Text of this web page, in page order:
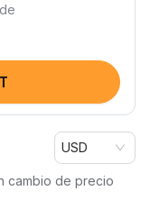
USD
cambio de precio